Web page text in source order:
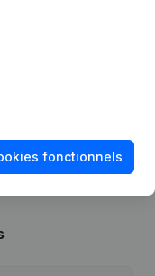
Ouverture
fonctionnels